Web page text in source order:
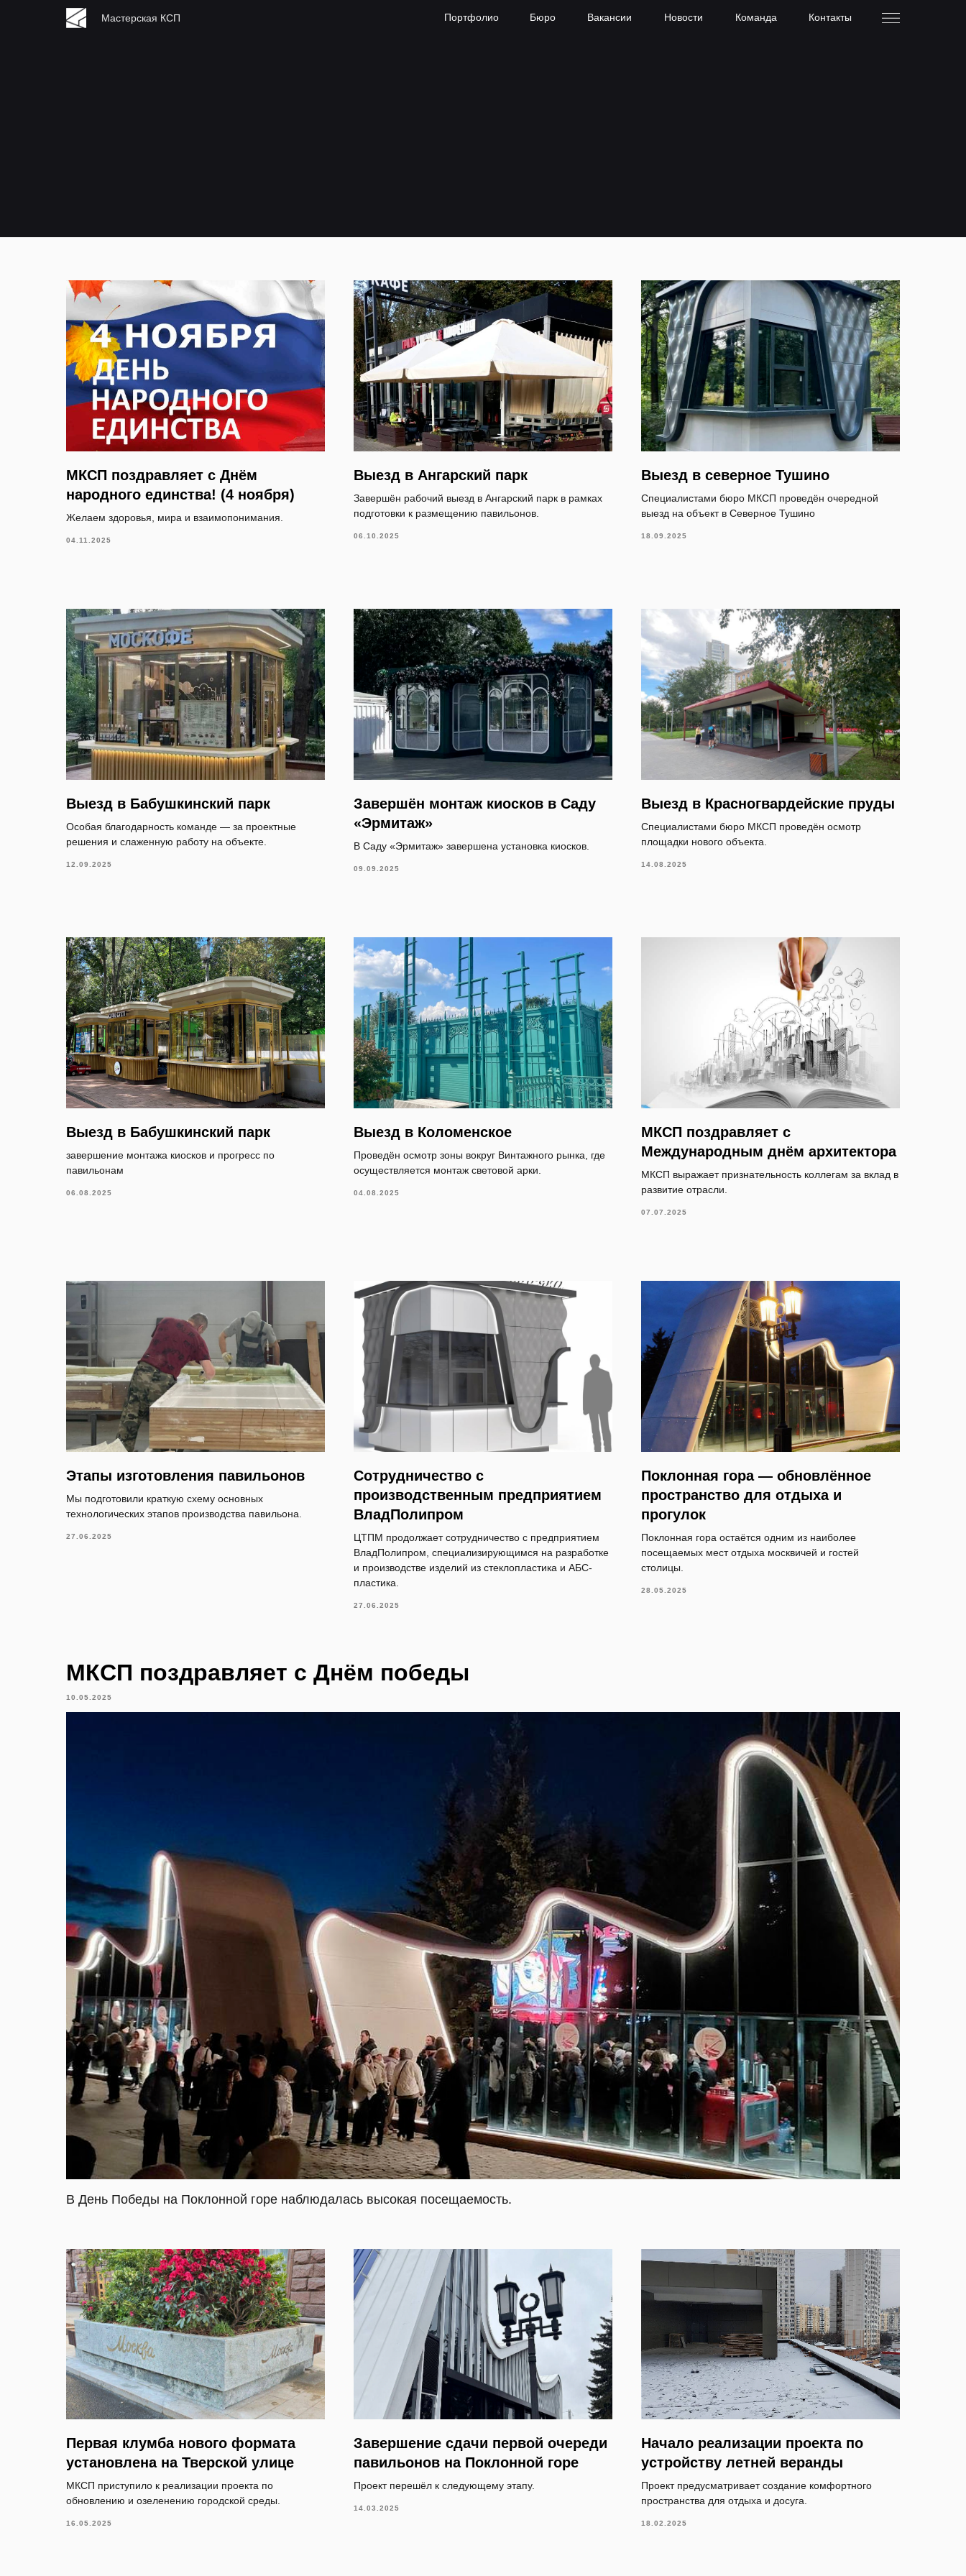
Мастерская КСП Портфолио Бюро Вакансии Новости Команда Контакты
МКСП поздравляет с Днём
народного единства! (4 ноября)
Желаем здоровья, мира и взаимопонимания.
04.11.2025
Выезд в Ангарский парк
Завершён рабочий выезд в Ангарский парк в рамках
подготовки к размещению павильонов.
06.10.2025
Выезд в северное Тушино
Специалистами бюро МКСП проведён очередной
выезд на объект в Северное Тушино
18.09.2025
Выезд в Бабушкинский парк
Особая благодарность команде — за проектные
решения и слаженную работу на объекте.
12.09.2025
Завершён монтаж киосков в Саду
«Эрмитаж»
В Саду «Эрмитаж» завершена установка киосков.
09.09.2025
Выезд в Красногвардейские пруды
Специалистами бюро МКСП проведён осмотр
площадки нового объекта.
14.08.2025
Выезд в Бабушкинский парк
завершение монтажа киосков и прогресс по
павильонам
06.08.2025
Выезд в Коломенское
Проведён осмотр зоны вокруг Винтажного рынка, где
осуществляется монтаж световой арки.
04.08.2025
МКСП поздравляет с
Международным днём архитектора
МКСП выражает признательность коллегам за вклад в
развитие отрасли.
07.07.2025
Этапы изготовления павильонов
Мы подготовили краткую схему основных
технологических этапов производства павильона.
27.06.2025
Сотрудничество с
производственным предприятием
ВладПолипром
ЦТПМ продолжает сотрудничество с предприятием
ВладПолипром, специализирующимся на разработке
и производстве изделий из стеклопластика и АБС-
пластика.
27.06.2025
Поклонная гора — обновлённое
пространство для отдыха и
прогулок
Поклонная гора остаётся одним из наиболее
посещаемых мест отдыха москвичей и гостей
столицы.
28.05.2025
МКСП поздравляет с Днём победы
10.05.2025
В День Победы на Поклонной горе наблюдалась высокая посещаемость.
Первая клумба нового формата
установлена на Тверской улице
МКСП приступило к реализации проекта по
обновлению и озеленению городской среды.
16.05.2025
Завершение сдачи первой очереди
павильонов на Поклонной горе
Проект перешёл к следующему этапу.
14.03.2025
Начало реализации проекта по
устройству летней веранды
Проект предусматривает создание комфортного
пространства для отдыха и досуга.
18.02.2025